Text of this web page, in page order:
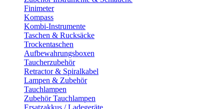
Finimeter
Kompass
Kombi-Instrumente
Taschen & Rucksäcke
Trockentaschen
Aufbewahrungsboxen
Taucherzubehör
Retractor & Spiralkabel
Lampen & Zubehör
Tauchlampen
Zubehör Tauchlampen
Ersatzakkus / Ladegeräte